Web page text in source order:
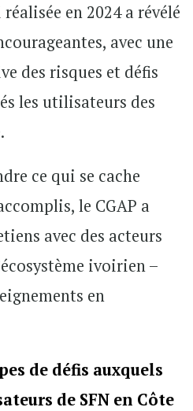
en 2024 a révélé
avec une
des risques et défis
les utilisateurs des
ce qui se cache
le CGAP a
avec des acteurs
ivoirien –
en
de défis auxquels
de SFN en Côte